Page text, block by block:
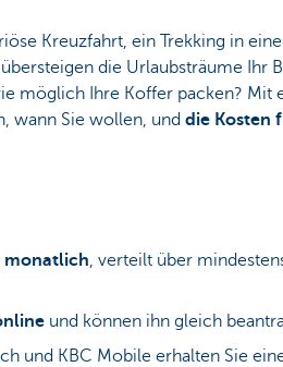
Kreuzfahrt, ein Trekking in
die Urlaubsträume Ihr
möglich Ihre Koffer packen? Mit
wann Sie wollen, und die Kosten
monatlich, verteilt über
und können ihn gleich
und KBC Mobile erhalten Sie